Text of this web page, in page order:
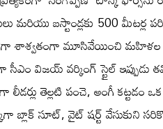
మరియు బస్టాండ్లకు 500 మీటర్ల
శాశ్వతంగా మూసివేయించి మహిళల
సీఎం విజయ్ వర్కింగ్ స్టైల్
తెల్లటి పంచె, అంగీ
బ్లాక్ సూట్, వైట్ షర్ట్ వేసుకుని